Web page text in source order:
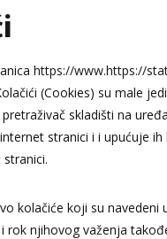
https://www.https://
(Cookies) su male
skladišti na
stranici i i upućuje ih
kolačiće koji su navedeni
rok njihovog važenja